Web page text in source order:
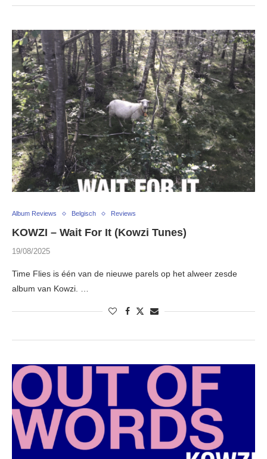
Album Reviews Belgisch Reviews
KOWZI – Wait For It (Kowzi Tunes)
19/08/2025
Time Flies is één van de nieuwe parels op het alweer zesde
album van Kowzi. …